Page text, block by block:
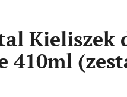
Kieliszek
410ml